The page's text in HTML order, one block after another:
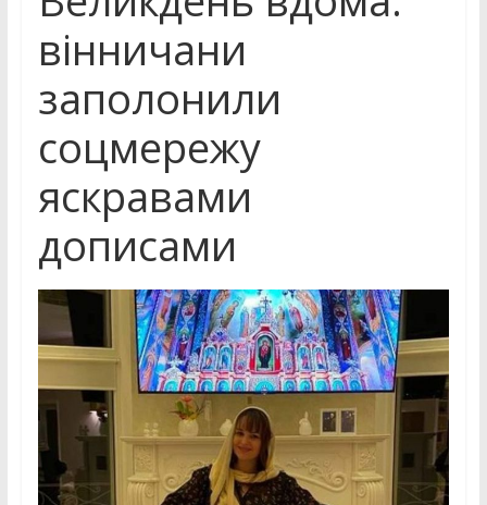
вінничани
заполонили
соцмережу
яскравами
дописами